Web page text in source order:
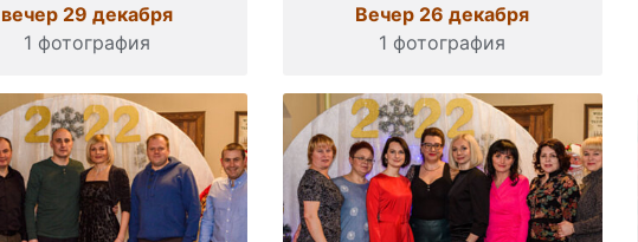
вечер 29 декабря
1 фотография
Вечер 26 декабря
1 фотография